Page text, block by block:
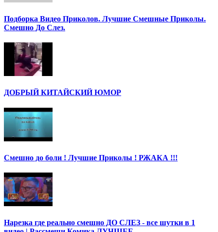
Подборка Видео Приколов. Лучшие Смешные Приколы.
Смешно До Слез.
ДОБРЫЙ КИТАЙСКИЙ ЮМОР
Смешно до боли ! Лучшие Приколы ! РЖАКА !!!
Нарезка где реально смешно ДО СЛЕЗ - все шутки в 1